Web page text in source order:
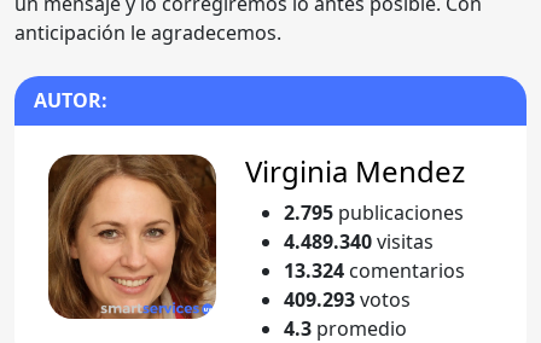
anticipación le agradecemos.
AUTOR:
Virginia Mendez
2.795 publicaciones
4.489.340visitas
13.324 comentarios
409.293votos
4.3 promedio